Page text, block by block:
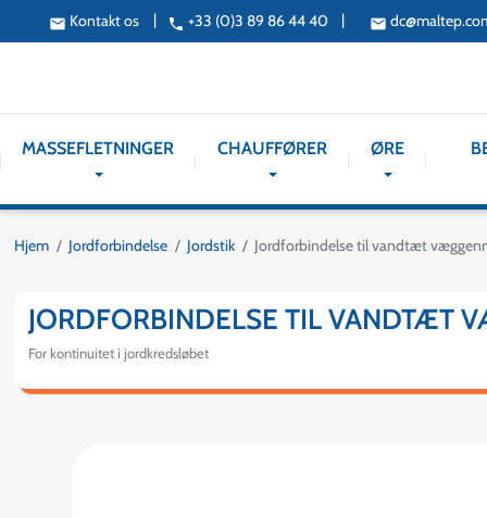
email Kontakt os | phone +33 (0)3 89 86 44 40 | email
MASSEFLETNINGER CHAUFFØRER ØRE
Hjem Jordforbindelse Jordstik Jordforbindelse til vandtæt
JORDFORBINDELSE TIL VANDTÆT
For kontinuitet i jordkredsløbet